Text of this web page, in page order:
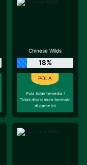
Chinese Wilds
18%
Pola tidak tersedia !
Tidak disarankan bermain
di game ini